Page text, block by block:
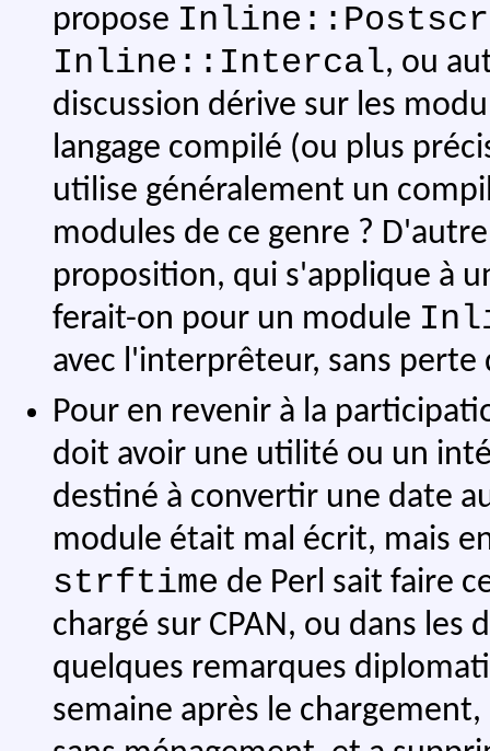
propose
Inline::Intercal, ou
discussion dérive sur les
langage compilé (ou plus
utilise généralement un
modules de ce genre ?
proposition, qui s'applique à
ferait-on pour un module
avec l'interprêteur, sans
Pour en revenir à la
doit avoir une utilité ou un
destiné à convertir une date
module était mal écrit, mais
strftime de Perl sait faire
chargé sur CPAN, ou dans les
quelques remarques
semaine après le